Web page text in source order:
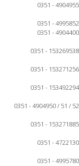
0351 - 4904955
0351 - 4995852
0351 - 4904400
0351 - 153269538
0351 - 153271256
0351 - 153492294
0351 - 4904950 / 51 / 52
0351 - 153271885
0351 - 4722130
0351 - 4995780